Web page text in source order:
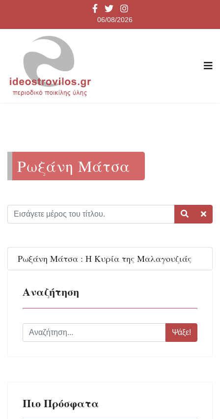
06/08/2026
Ρωξάνη Μάτσα
Ρωξάνη Μάτσα : Η Κυρία της Μαλαγουζιάς
Αναζήτηση
Ψάξε!
Πιο Πρόσφατα